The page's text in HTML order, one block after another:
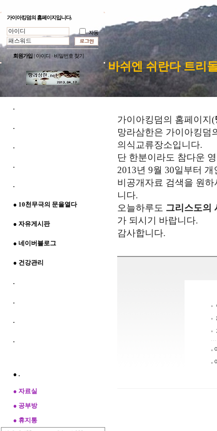
가이아킹덤의 홈페이지입니다.
자동
회원가입 아이디 · 비밀번호 찾기
바쉬엔 쉬란다 트리
.
.
.
.
.
● 10천무극의 문을열다
● 자유게시판
● 네이버블로그
● 건강관리
.
.
.
.
● .
● 자료실
● 공부방
● 휴지통
가이아킹덤의 홈페이지(
망라삼한은 가이아킹덤
의식교류장소입니다.
단 한분이라도 참다운
2013년 9월 30일부터
비공개자료 검색을 원하
니다.
오늘하루도 그리스도의
가 되시기 바랍니다.
감사합니다.